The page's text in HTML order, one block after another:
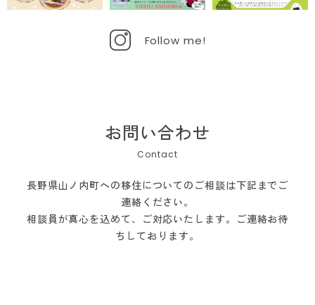
Follow me!
お問い合わせ
長野県山ノ内町への移住についてのご相談は下記までご
連絡ください。
相談員が真心を込めて、ご対応いたします。ご連絡お待
ちしております。